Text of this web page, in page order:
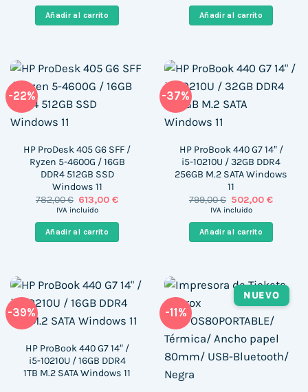
era:
2.233,05 €.
Añadir al carrito
1.030,00 €.
Añadir al carrito
-22%
HP ProDesk 405 G6 SFF /
Ryzen 5-4600G / 16GB
DDR4 512GB SSD
Windows 11
782,00€ El
precio
era:
782,00 €.
613,00€El
es:
613,00 €.
IVA incluido
Añadir al carrito
-37%
HP ProBook 440 G7 14″ /
i5-10210U / 32GB DDR4
256GB M.2 SATA Windows
11
799,00€ El
precio
era:
799,00 €.
502,00€El
es:
502,00
IVA incluido
Añadir al carrito
-39%
HP ProBook 440 G7 14″ /
i5-10210U / 16GB DDR4
1TB M.2 SATA Windows 11
-11%
NUEVO